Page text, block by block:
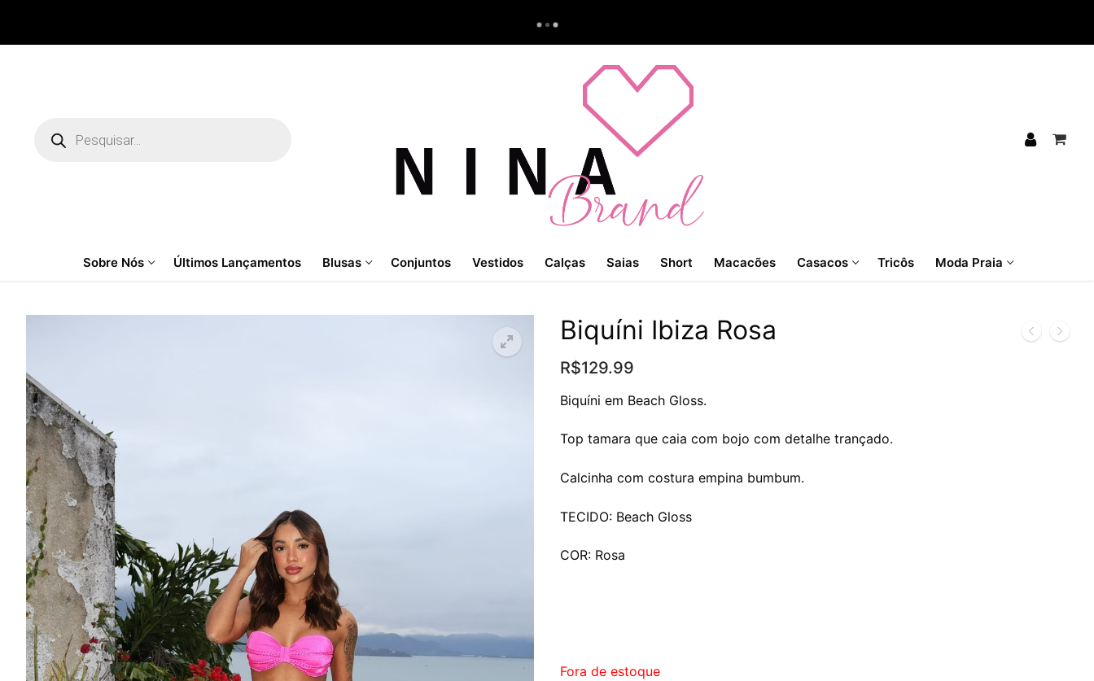
produtos
Sobre Nós Últimos Lançamentos Blusas Conjuntos Vestidos Calças Saias Short Macacões Casacos Tricôs Moda Praia
Biquíni Ibiza Rosa
R$129.99
Biquíni em Beach Gloss.
Top tamara que caia com bojo com detalhe trançado.
Calcinha com costura empina bumbum.
TECIDO: Beach Gloss
COR: Rosa
Fora de estoque